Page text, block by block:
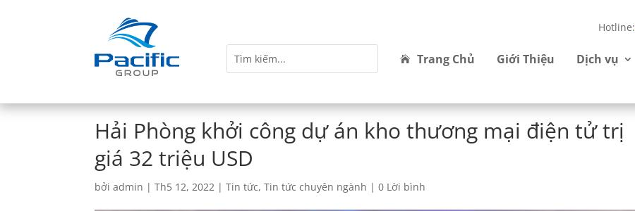
Hotline:
Trang Chủ Giới Thiệu Dịch vụ
Hải Phòng khởi công dự án kho thương mại điện tử trị
giá 32 triệu USD
bởiadmin |Th5 12, 2022 |Tin tức,Tin tức chuyên ngành |0 Lời bình